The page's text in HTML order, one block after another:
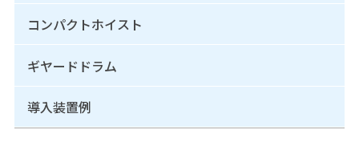
コンパクトホイスト
ギヤードドラム
導入装置例